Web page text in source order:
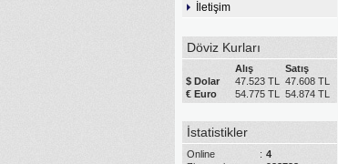
İletişim
Döviz Kurları
Alış
Satış
$ Dolar
47.523 TL
47.608 TL
€ Euro
54.775 TL 54.874 TL
İstatistikler
Online : 4